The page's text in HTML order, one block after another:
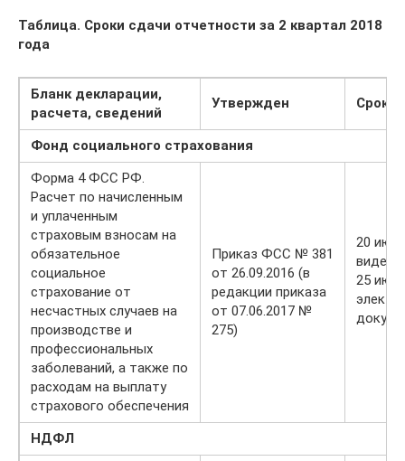
Таблица. Сроки сдачи отчетности за 2 квартал 2018
года
Бланк декларации,
расчета, сведений
Утвержден Срок
Фонд социального страхования
Форма 4 ФСС РФ.
Расчет по начисленным
и уплаченным
страховым взносам на
обязательное
социальное
страхование от
несчастных случаев на
производстве и
профессиональных
заболеваний, а также по
расходам на выплату
страхового обеспечения
Приказ ФСС № 381
от 26.09.2016 (в
редакции приказа
от 07.06.2017 №
275)
20
виде)
25
НДФЛ